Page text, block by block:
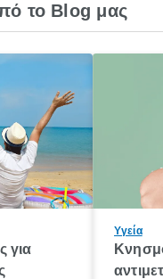
το Blog μας
για
Υγεία